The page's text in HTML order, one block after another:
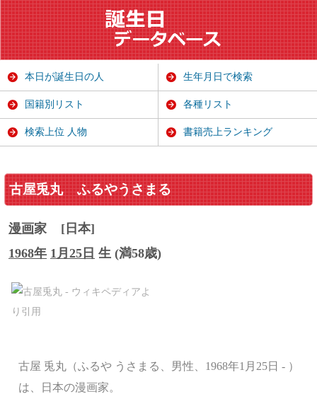
古屋兎丸 ふるやうさまる
漫画家
[日本]
1968年 1月25日 生 (満58歳)
古屋 兎丸（ふるや うさまる、男性、1968年1月25日 - ）
は、日本の漫画家。
本日が誕生日の人 生年月日で検索
国籍別リスト 各種リスト
検索上位 人物 書籍売上ランキング